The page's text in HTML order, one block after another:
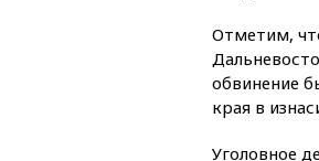
Отметим,
обвинение
края в
Уголовное